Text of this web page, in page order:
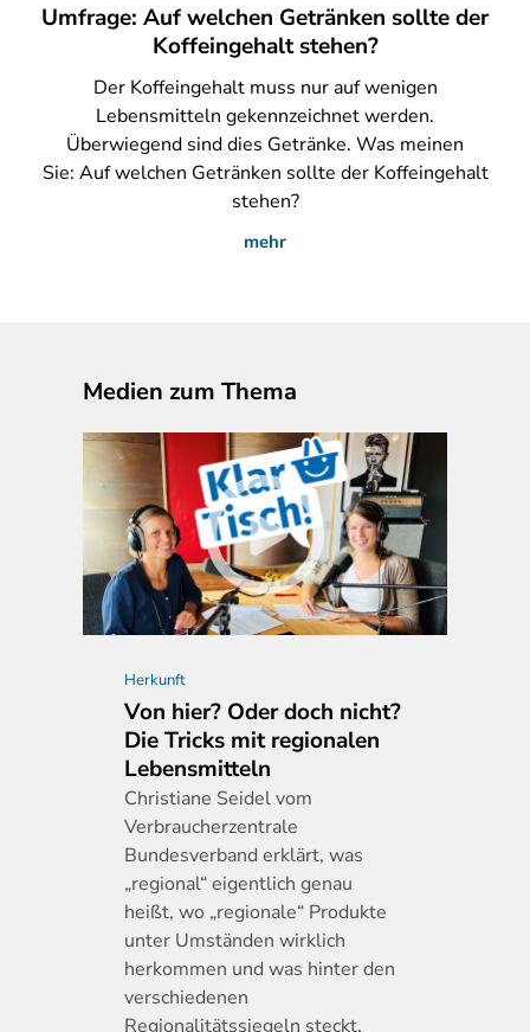
Umfrage: Auf welchen Getränken sollte der
Koffeingehalt stehen?
DerKoffeingehalt muss nur auf wenigen
Lebensmitteln gekennzeichnet werden.
Überwiegend sind dies Getränke. Was meinen
Sie: Auf welchen Getränken sollte der Koffeingehalt
stehen?
mehr
Medien zum Thema
Herkunft
Von hier? Oder doch nicht?
Die Tricks mit regionalen
Lebensmitteln
Christiane Seidel vom
Verbraucherzentrale
Bundesverband erklärt, was
„regional“ eigentlich genau
heißt, wo „regionale“ Produkte
unter Umständen wirklich
herkommen und was hinter den
verschiedenen
Regionalitätssiegeln steckt.